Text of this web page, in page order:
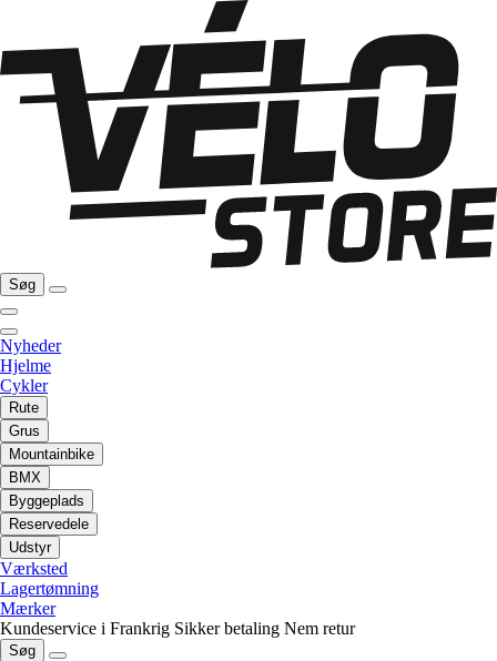
Søg
Nyheder
Hjelme
Cykler
Rute
Grus
Mountainbike
BMX
Byggeplads
Reservedele
Udstyr
Værksted
Lagertømning
Mærker
Kundeservice i Frankrig Sikker betaling Nem retur
Søg